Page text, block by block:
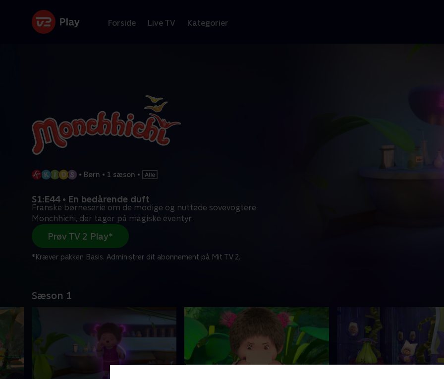
Forside Live TV Kategorier
• Børn • 1 sæson •
S1:E44 • En bedårende duft
Franske børneserie om de modige og nuttede sovevogtere
Monchhichi, der tager på magiske eventyr.
Prøv TV 2 Play*
*Kræver pakken Basis. Administrer dit abonnement på Mit TV 2.
Sæson 1